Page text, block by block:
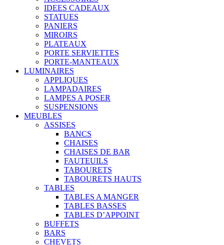
IDEES CADEAUX
STATUES
PANIERS
MIROIRS
PLATEAUX
PORTE SERVIETTES
PORTE-MANTEAUX
LUMINAIRES
APPLIQUES
LAMPADAIRES
LAMPES A POSER
SUSPENSIONS
MEUBLES
ASSISES
BANCS
CHAISES
CHAISES DE BAR
FAUTEUILS
TABOURETS
TABOURETS HAUTS
TABLES
TABLES A MANGER
TABLES BASSES
TABLES D’APPOINT
BUFFETS
BARS
CHEVETS